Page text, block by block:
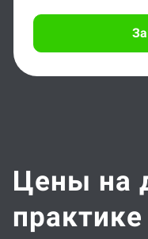
Цены на
практике